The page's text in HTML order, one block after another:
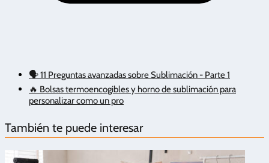
🗣️ 11 Preguntas avanzadas sobre Sublimación - Parte 1
🔥 Bolsas termoencogibles y horno de sublimación para
personalizar como un pro
También te puede interesar